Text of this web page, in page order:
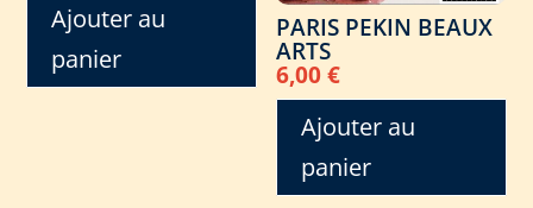
Ajouter au
panier
PARIS PEKIN BEAUX
ARTS
6,00€
Ajouter au
panier